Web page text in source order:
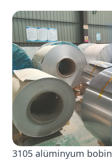
3105 alüminyum bobin